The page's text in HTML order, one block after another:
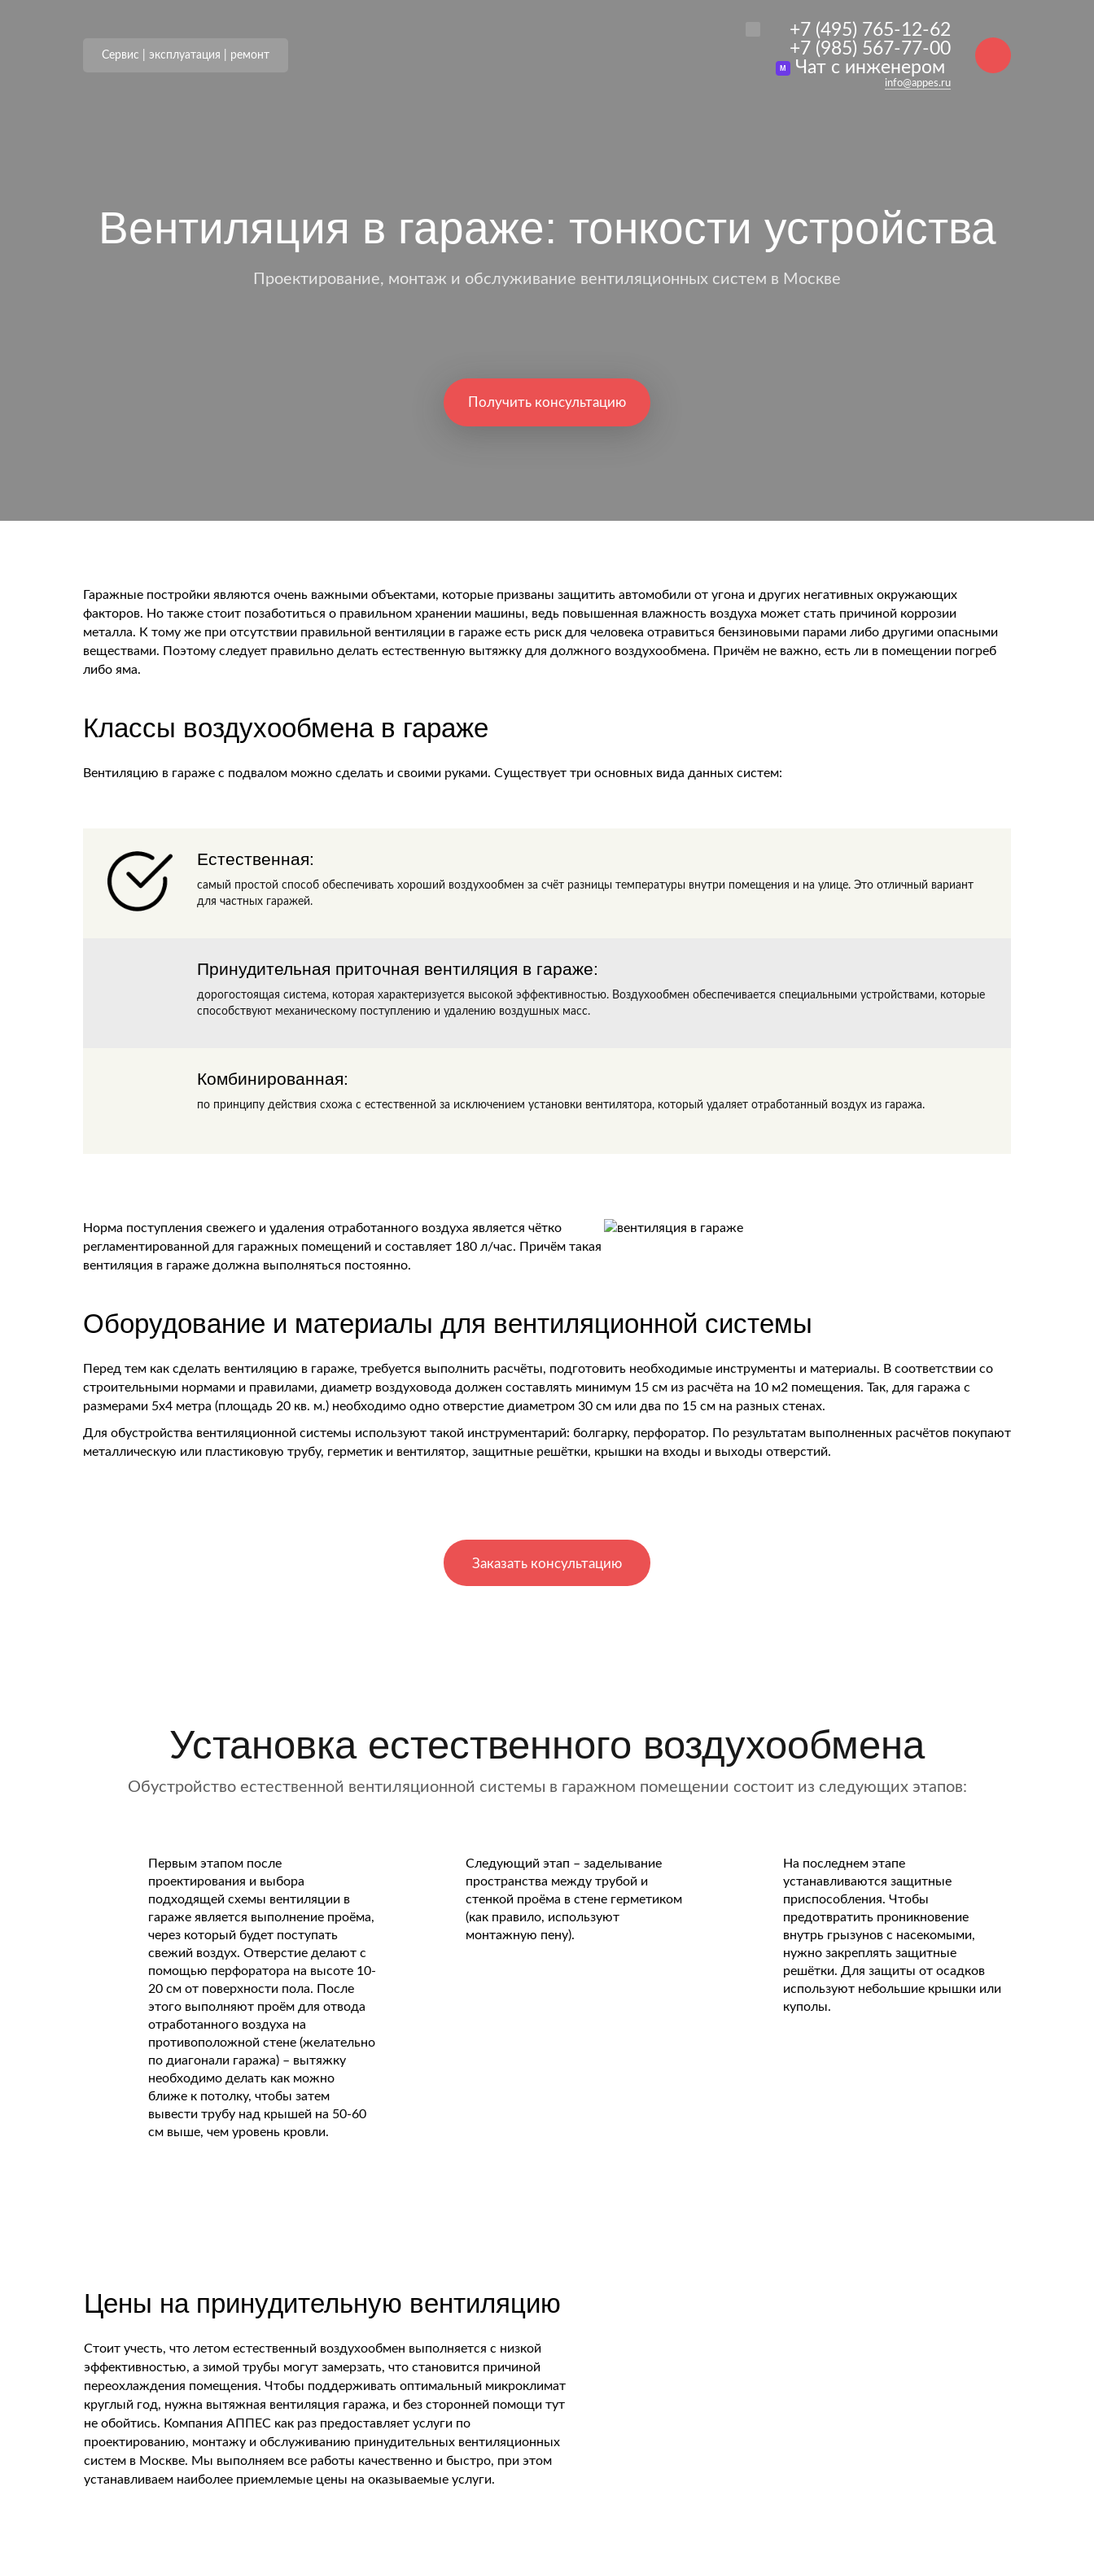
Сервис | эксплуатация | ремонт
+7 (495) 765-12-62
+7 (985) 567-77-00
M Чат с инженером
info@appes.ru
Вентиляция в гараже: тонкости устройства
Проектирование, монтаж и обслуживание вентиляционных систем в Москве
Получить консультацию
Гаражные постройки являются очень важными объектами, которые призваны защитить автомобили от угона и других негативных окружающих
факторов. Но также стоит позаботиться о правильном хранении машины, ведь повышенная влажность воздуха может стать причиной коррозии
металла. К тому же при отсутствии правильной вентиляции в гараже есть риск для человека отравиться бензиновыми парами либо другими опасными
веществами. Поэтому следует правильно делать естественную вытяжку для должного воздухообмена. Причём не важно, есть ли в помещении погреб
либо яма.
Классы воздухообмена в гараже
Вентиляцию в гараже с подвалом можно сделать и своими руками. Существует три основных вида данных систем:
Естественная:
самый простой способ обеспечивать хороший воздухообмен за счёт разницы температуры внутри помещения и на улице. Это отличный вариант
для частных гаражей.
Принудительная приточная вентиляция в гараже:
дорогостоящая система, которая характеризуется высокой эффективностью. Воздухообмен обеспечивается специальными устройствами, которые
способствуют механическому поступлению и удалению воздушных масс.
Комбинированная:
по принципу действия схожа с естественной за исключением установки вентилятора, который удаляет отработанный воздух из гаража.
Норма поступления свежего и удаления отработанного воздуха является чётко
регламентированной для гаражных помещений и составляет 180 л/час. Причём такая
вентиляция в гараже должна выполняться постоянно.
Оборудование и материалы для вентиляционной системы
Перед тем как сделать вентиляцию в гараже, требуется выполнить расчёты, подготовить необходимые инструменты и материалы. В соответствии со
строительными нормами и правилами, диаметр воздуховода должен составлять минимум 15 см из расчёта на 10 м2 помещения. Так, для гаража с
размерами 5х4 метра (площадь 20 кв. м.) необходимо одно отверстие диаметром 30 см или два по 15 см на разных стенах.
Для обустройства вентиляционной системы используют такой инструментарий: болгарку, перфоратор. По результатам выполненных расчётов покупают
металлическую или пластиковую трубу, герметик и вентилятор, защитные решётки, крышки на входы и выходы отверстий.
Заказать консультацию
Установка естественного воздухообмена
Обустройство естественной вентиляционной системы в гаражном помещении состоит из следующих этапов:
Первым этапом после
проектирования и выбора
подходящей схемы вентиляции в
гараже является выполнение проёма,
через который будет поступать
свежий воздух. Отверстие делают с
помощью перфоратора на высоте 10-
20 см от поверхности пола. После
этого выполняют проём для отвода
отработанного воздуха на
противоположной стене (желательно
по диагонали гаража) – вытяжку
необходимо делать как можно
ближе к потолку, чтобы затем
вывести трубу над крышей на 50-60
см выше, чем уровень кровли.
Следующий этап – заделывание
пространства между трубой и
стенкой проёма в стене герметиком
(как правило, используют
монтажную пену).
На последнем этапе
устанавливаются защитные
приспособления. Чтобы
предотвратить проникновение
внутрь грызунов с насекомыми,
нужно закреплять защитные
решётки. Для защиты от осадков
используют небольшие крышки или
куполы.
Цены на принудительную вентиляцию
Стоит учесть, что летом естественный воздухообмен выполняется с низкой
эффективностью, а зимой трубы могут замерзать, что становится причиной
переохлаждения помещения. Чтобы поддерживать оптимальный микроклимат
круглый год, нужна вытяжная вентиляция гаража, и без сторонней помощи тут
не обойтись. Компания АППЕС как раз предоставляет услуги по
проектированию, монтажу и обслуживанию принудительных вентиляционных
систем в Москве. Мы выполняем все работы качественно и быстро, при этом
устанавливаем наиболее приемлемые цены на оказываемые услуги.